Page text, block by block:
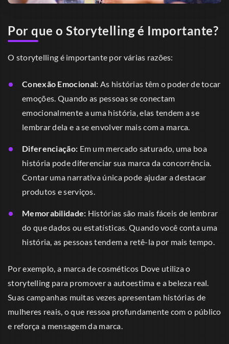
Por que o Storytelling é Importante?
O storytelling é importante por várias razões:
Conexão Emocional: As histórias têm o poder de tocar
emoções. Quando as pessoas se conectam
emocionalmente a uma história, elas tendem a se
lembrar dela e a se envolver mais com a marca.
Diferenciação: Em um mercado saturado, uma boa
história pode diferenciar sua marca da concorrência.
Contar uma narrativa única pode ajudar a destacar
produtos e serviços.
Memorabilidade: Histórias são mais fáceis de lembrar
do que dados ou estatísticas. Quando você conta uma
história, as pessoas tendem a retê-la por mais tempo.
Por exemplo, a marca de cosméticos Dove utiliza o
storytelling para promover a autoestima e a beleza real.
Suas campanhas muitas vezes apresentam histórias de
mulheres reais, o que ressoa profundamente com o público
e reforça a mensagem da marca.